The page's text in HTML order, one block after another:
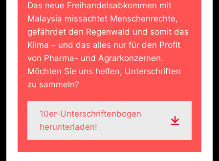
Das neue Freihandelsabkommen mit
Malaysia missachtet Menschenrechte,
gefährdet den Regenwald und somit das
Klima – und das alles nur für den Profit
von Pharma- und Agrarkonzernen.
Möchten Sie uns helfen, Unterschriften
zu sammeln?
10er-Unterschriftenbogen
herunterladen!